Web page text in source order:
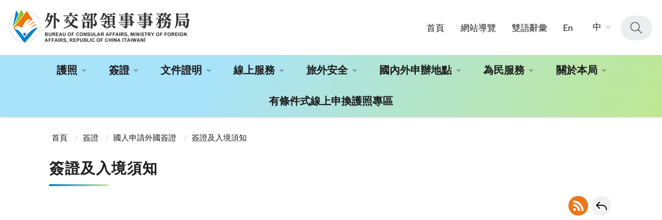
首頁 網站導覽 雙語辭彙 En 中
護照 簽證 文件證明 線上服務 旅外安全 國內外申辦地點 為民服務 關於本局
有條件式線上申換護照專區
首頁
簽證 國人申請外國簽證 簽證及入境須知
簽證及入境須知